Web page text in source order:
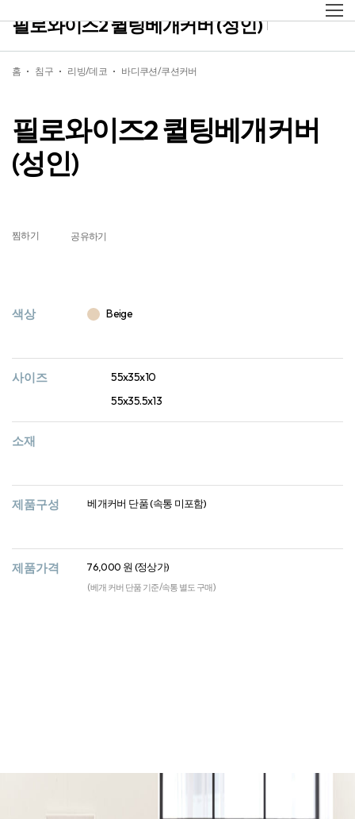
홈 침구 리빙/데코 바디쿠션/쿠션커버
필로와이즈2 퀼팅베개커버
(성인)
찜하기 공유하기
필로와이즈2 퀼팅베개커버 (성인)
색상 Beige
사이즈
55x35x10
55x35.5x13
소재
제품구성 베개커버 단품 (속통 미포함)
제품가격 76,000 원 (정상가)
(베개 커버 단품 기준/속통 별도 구매)